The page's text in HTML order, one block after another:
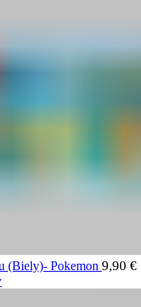
(Biely)- Pokemon 9,90 €